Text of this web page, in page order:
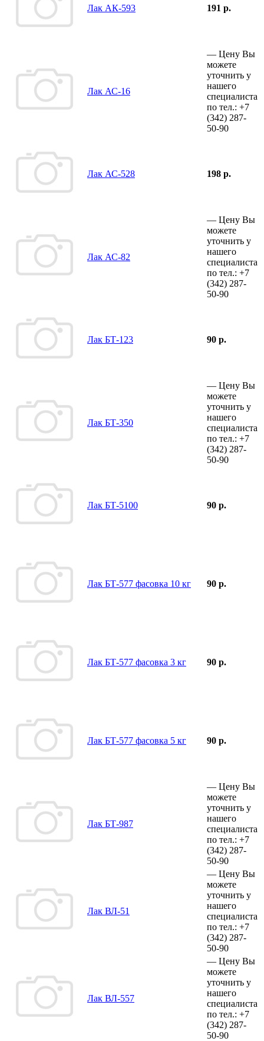
Лак АК-593 191 р.
Лак АС-16
— Цену Вы
можете
уточнить у
нашего
специалиста
по тел.: +7
(342) 287-
50-90
Лак АС-528 198 р.
Лак АС-82
— Цену Вы
можете
уточнить у
нашего
специалиста
по тел.: +7
(342) 287-
50-90
Лак БТ-123 90 р.
Лак БТ-350
— Цену Вы
можете
уточнить у
нашего
специалиста
по тел.: +7
(342) 287-
50-90
Лак БТ-5100 90 р.
Лак БТ-577 фасовка 10 кг 90 р.
Лак БТ-577 фасовка 3 кг 90 р.
Лак БТ-577 фасовка 5 кг 90 р.
Лак БТ-987
— Цену Вы
можете
уточнить у
нашего
специалиста
по тел.: +7
(342) 287-
50-90
Лак ВЛ-51
— Цену Вы
можете
уточнить у
нашего
специалиста
по тел.: +7
(342) 287-
50-90
Лак ВЛ-557
— Цену Вы
можете
уточнить у
нашего
специалиста
по тел.: +7
(342) 287-
50-90